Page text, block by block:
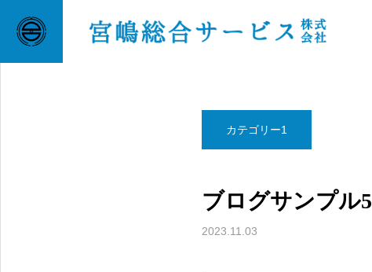
BLOG カテゴリー1
カテゴリー1
ブログサンプル5
2023.11.03